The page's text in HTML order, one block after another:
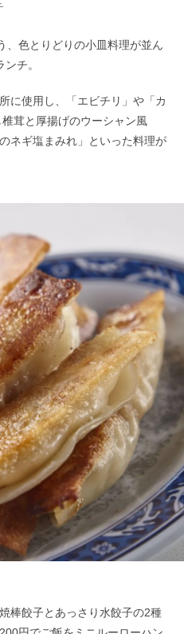
、色とりどりの小皿料理が並ん
チ。
に使用し、「エビチリ」や「カ
茸と厚揚げのウーシャン風
ネギ塩まみれ」といった料理が
棒餃子とあっさり水餃子の2種